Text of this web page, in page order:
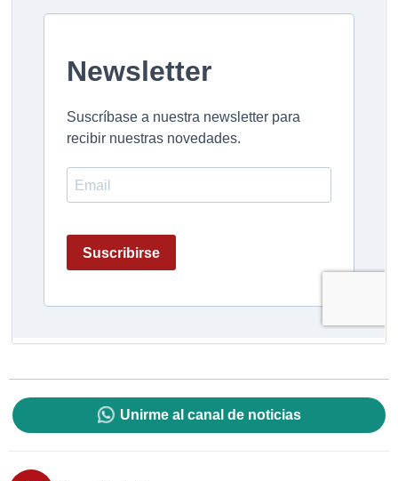
Unirme al canal de noticias